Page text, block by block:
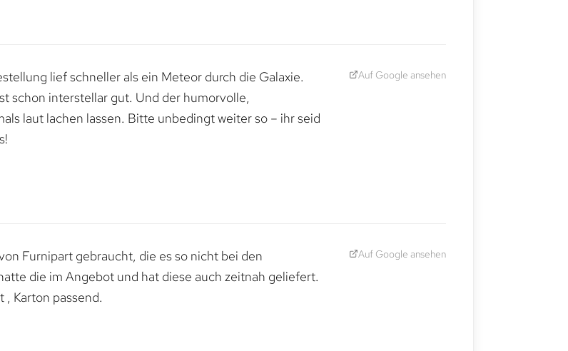
lief schneller als ein Meteor durch die Galaxie.
schon interstellar gut. Und der humorvolle,
laut lachen lassen. Bitte unbedingt weiter so – ihr seid
Auf Google ansehen
Furnipart gebraucht, die es so nicht bei den
die im Angebot und hat diese auch zeitnah geliefert.
Karton passend.
Auf Google ansehen